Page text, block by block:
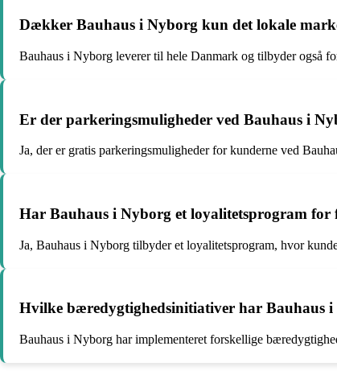
Dækker Bauhaus i Nyborg kun det lokale
Bauhaus i Nyborg leverer til hele Danmark og tilbyder også
Er der parkeringsmuligheder ved Bauhaus i
Ja, der er gratis parkeringsmuligheder for kunderne ved
Har Bauhaus i Nyborg et loyalitetsprogram for
Ja, Bauhaus i Nyborg tilbyder et loyalitetsprogram, hvor
Hvilke bæredygtighedsinitiativer har Bauhaus i
Bauhaus i Nyborg har implementeret forskellige